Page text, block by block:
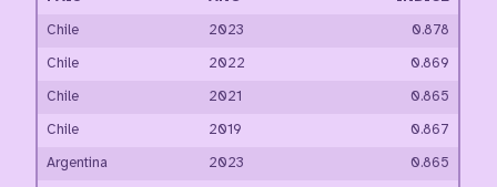
Chile 2023 0.878
Chile 2022 0.869
Chile 2021 0.865
Chile 2019 0.867
Argentina 2023 0.865